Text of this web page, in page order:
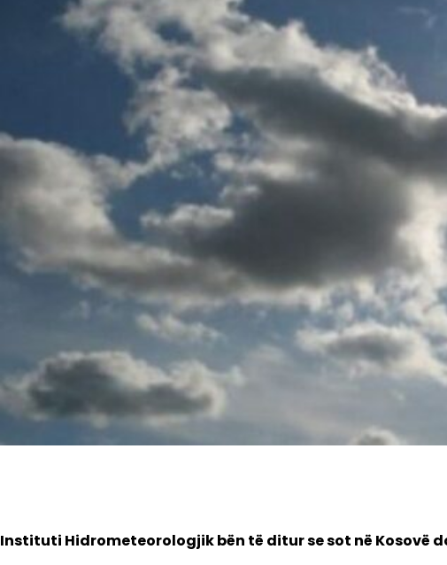
Instituti Hidrometeorologjik bën të ditur se sot në Kosovë